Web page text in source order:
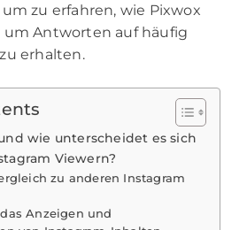
zu erfahren, wie Pixwox
Antworten auf häufig
erhalten.
wie unterscheidet es sich
Viewern?
zu anderen Instagram
Anzeigen und